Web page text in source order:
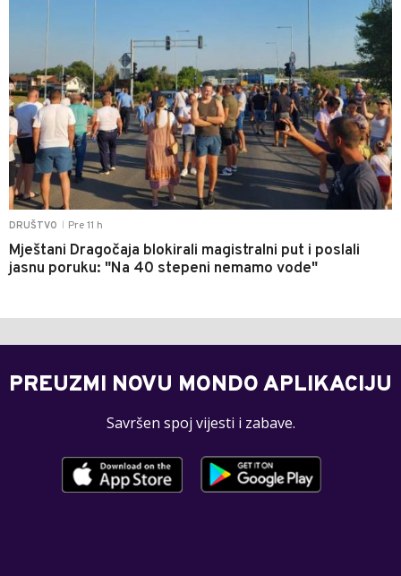
DRUŠTVO Pre 11 h
Mještani Dragočaja blokirali magistralni put i poslali
jasnu poruku: "Na 40 stepeni nemamo vode"
PREUZMI NOVU MONDO APLIKACIJU
Savršen spoj vijesti i zabave.